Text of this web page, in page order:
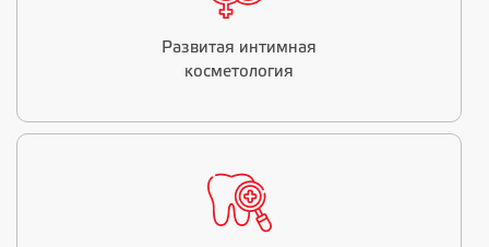
Развитая интимная
косметология